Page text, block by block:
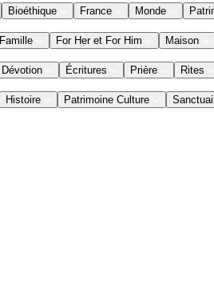
Bioéthique France Monde
Famille For Her et For Him Maison
Dévotion Écritures Prière Rites
Histoire Patrimoine Culture